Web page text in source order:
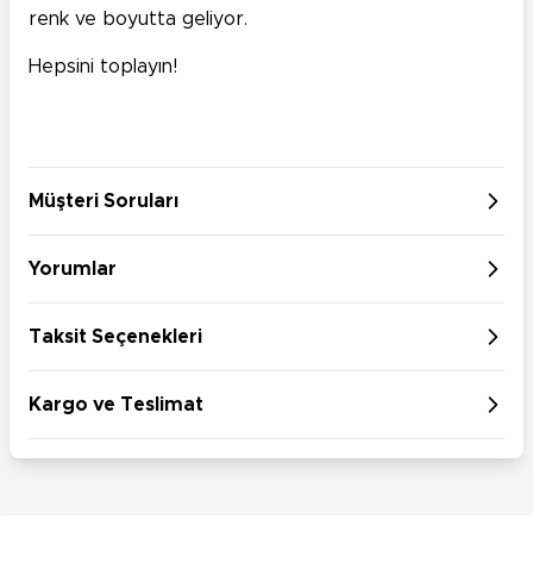
renk ve boyutta geliyor.
Hepsini toplayın!
Müşteri Soruları
Yorumlar
Taksit Seçenekleri
Kargo ve Teslimat